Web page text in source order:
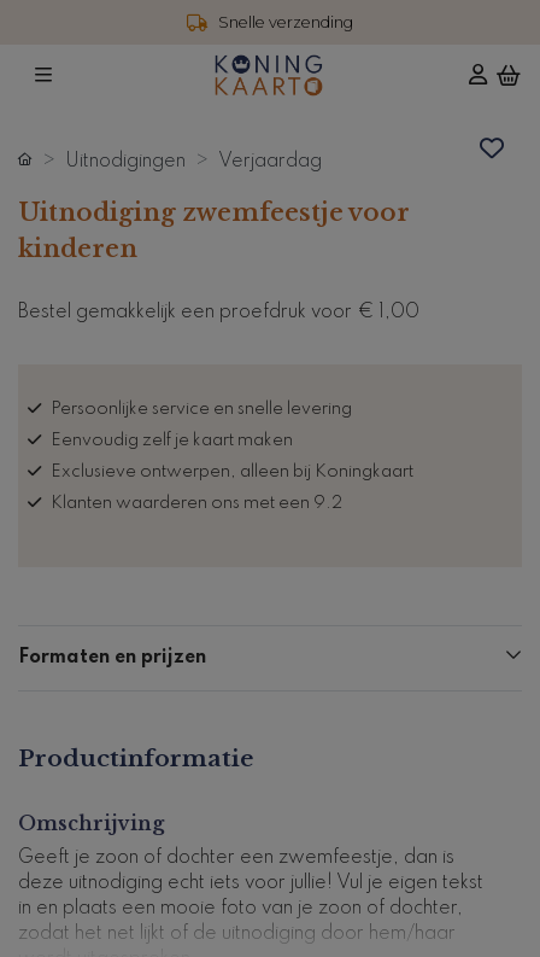
Snelle verzending
Uitnodigingen Verjaardag
Uitnodiging zwemfeestje voor
kinderen
Bestel gemakkelijk een proefdruk voor € 1,00
Persoonlijke service en snelle levering
Eenvoudig zelf je kaart maken
Exclusieve ontwerpen, alleen bij Koningkaart
Klanten waarderen ons met een 9.2
Formaten en prijzen
Productinformatie
Omschrijving
Geeft je zoon of dochter een zwemfeestje, dan is
deze uitnodiging echt iets voor jullie! Vul je eigen tekst
in en plaats een mooie foto van je zoon of dochter,
zodat het net lijkt of de uitnodiging door hem/haar